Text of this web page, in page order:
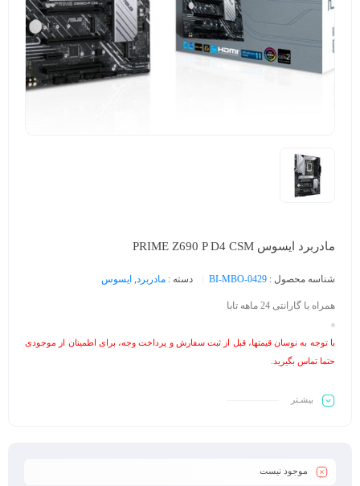
مادربرد ایسوس PRIME Z690 P D4 CSM
شناسه محصول : BI-MBO-0429 دسته : مادربرد, ایسوس
همراه با گارانتی 24 ماهه تابا
با توجه به نوسان قیمتها، قبل از ثبت سفارش و پرداخت وجه، برای اطمینان از موجودی
حتما تماس بگیرید.
بیشـتر
موجود نیست